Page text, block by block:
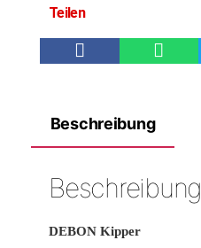
Teilen
Beschreibung
Beschreibung
DEBON Kipper